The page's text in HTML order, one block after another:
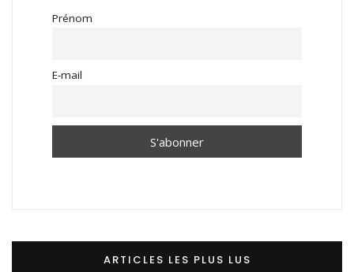
Prénom
E-mail
ARTICLES LES PLUS LUS